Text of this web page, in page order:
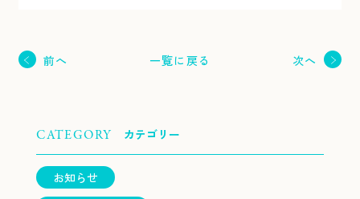
前へ 一覧に戻る 次へ
CATEGORY カテゴリー
お知らせ